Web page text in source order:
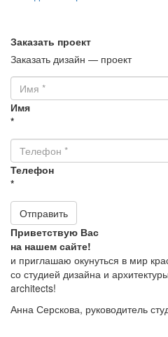
Заказать проект
Заказать дизайн — проект
Имя
*
Телефон
*
Отправить
Приветствую Вас
на нашем сайте!
и приглашаю окунуться в мир
со студией дизайна и
architects!
Анна Серскова, руководитель